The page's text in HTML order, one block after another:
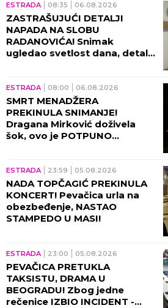
ESTRADA 08:35 06.08.2026
ZASTRAŠUJUĆI DETALJI
NAPADA NA SLOBU
RADANOVIĆA! Snimak
ugledao svetlost dana, detalji
ESTRADA 08:00 06.08.2026
SMRT MENADŽERA
PREKINULA SNIMANJE!
Dragana Mirković doživela
šok, ovo je POTPUNO
ESTRADA 23:59 05.08.2026
NADA TOPČAGIĆ PREKINULA
KONCERT! Pevačica urla na
obezbeđenje, NASTAO
STAMPEDO U MASI!
ESTRADA 23:00 05.08.2026
PEVAČICA PRETUKLA
TAKSISTU, DRAMA U
BEOGRADU! Zbog jedne
rečenice IZBIO INCIDENT -